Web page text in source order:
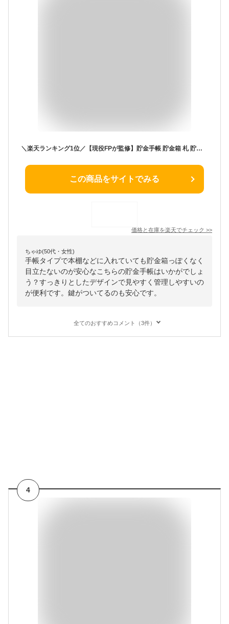
＼楽天ランキング1位／【現役FPが監修】貯金手帳 貯金箱 札 貯金カード付き お金管理 ファイル お札100枚収納 貯金 貯金箱 おしゃれ 鍵付き 隠し金庫貯金ファイル お札貯金箱 封筒貯金 貯金箱 お札 お金管理 お札ケース 貯金箱 貯金箱 子供 貯金箱 家計管理 習慣 安心 管理
この商品をサイトでみる
価格と在庫を楽天でチェック >>
ちゃゆ(50代・女性)
手帳タイプで本棚などに入れていても貯金箱っぽくなく
目立たないのが安心なこちらの貯金手帳はいかがでしょ
う？すっきりとしたデザインで見やすく管理しやすいの
が便利です。鍵がついてるのも安心です。
全てのおすすめコメント（3件）
4